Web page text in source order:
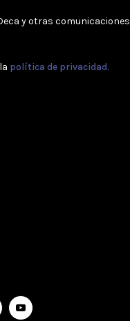
y otras comunicaciones
política de privacidad.